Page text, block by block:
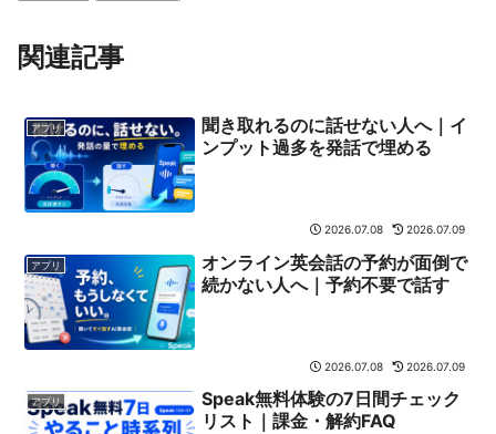
関連記事
アプリ
聞き取れるのに話せない人へ｜イ
ンプット過多を発話で埋める
2026.07.08 2026.07.09
アプリ
オンライン英会話の予約が面倒で
続かない人へ｜予約不要で話す
2026.07.08 2026.07.09
アプリ
Speak無料体験の7日間チェック
リスト｜課金・解約FAQ